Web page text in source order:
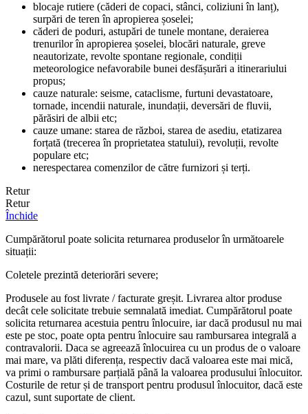
blocaje rutiere (căderi de copaci, stânci, coliziuni în lanț),
surpări de teren în apropierea șoselei;
căderi de poduri, astupări de tunele montane, deraierea
trenurilor în apropierea șoselei, blocări naturale, greve
neautorizate, revolte spontane regionale, condiții
meteorologice nefavorabile bunei desfășurări a itinerariului
propus;
cauze naturale: seisme, cataclisme, furtuni devastatoare,
tornade, incendii naturale, inundații, deversări de fluvii,
părăsiri de albii etc;
cauze umane: starea de război, starea de asediu, etatizarea
forțată (trecerea în proprietatea statului), revoluții, revolte
populare etc;
nerespectarea comenzilor de către furnizori și terți.
Retur
Retur
Închide
Cumpărătorul poate solicita returnarea produselor în următoarele
situații:
Coletele prezintă deteriorări severe;
Produsele au fost livrate / facturate greșit. Livrarea altor produse
decât cele solicitate trebuie semnalată imediat. Cumpărătorul poate
solicita returnarea acestuia pentru înlocuire, iar dacă produsul nu mai
este pe stoc, poate opta pentru înlocuire sau rambursarea integrală a
contravalorii. Daca se agreează înlocuirea cu un produs de o valoare
mai mare, va plăti diferența, respectiv dacă valoarea este mai mică,
va primi o rambursare parțială până la valoarea produsului înlocuitor.
Costurile de retur și de transport pentru produsul înlocuitor, dacă este
cazul, sunt suportate de client.